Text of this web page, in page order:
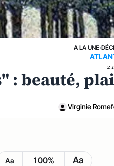
A LA UNE›
2
: beauté,
Virginie
Aa 100% Aa